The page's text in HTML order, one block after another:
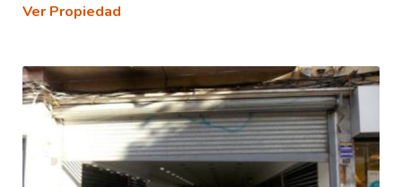
Ver Propiedad